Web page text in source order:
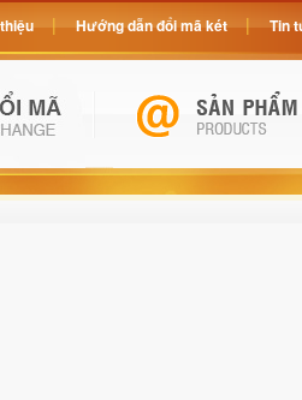
Hướng dẫn đổi mã két Tin